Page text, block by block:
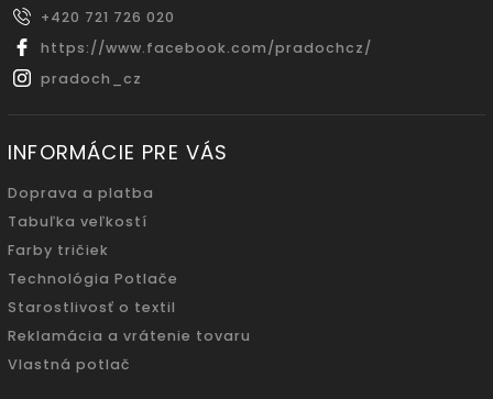
+420 721 726 020
https://www.facebook.com/pradochcz/
pradoch_cz
INFORMÁCIE PRE VÁS
Doprava a platba
Tabuľka veľkostí
Farby tričiek
Technológia Potlače
Starostlivosť o textil
Reklamácia a vrátenie tovaru
Vlastná potlač